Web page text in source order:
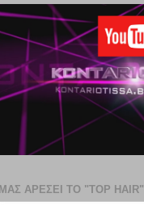
ΜΑΣ ΑΡΕΣΕΙ ΤΟ "TOP HAIR"